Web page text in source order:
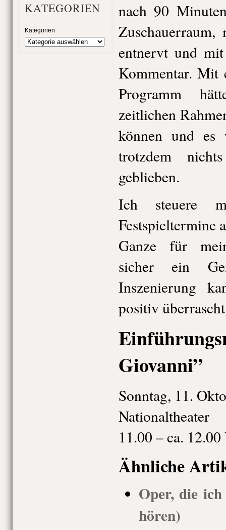
KATEGORIEN
Kategorien
nach 90
entnervt und mit
Kommentar. Mit
Programm
zeitlichen
können und es
trotzdem
geblieben.
Ich steuere
Festspieltermine
Ganze für
sicher ein
Inszenierung
positiv
Giovanni”
Sonntag, 11.
Nationaltheater
11.00 – ca.
Ähnliche
Oper, die
hören)